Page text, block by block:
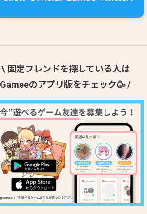
\ 固定フレンドを探している人は
Gameeのアプリ版をチェック🥳 /